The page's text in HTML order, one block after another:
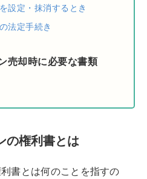
設定・抹消するとき
法定手続き
売却時に必要な書類
の権利書とは
書とは何のことを指すの